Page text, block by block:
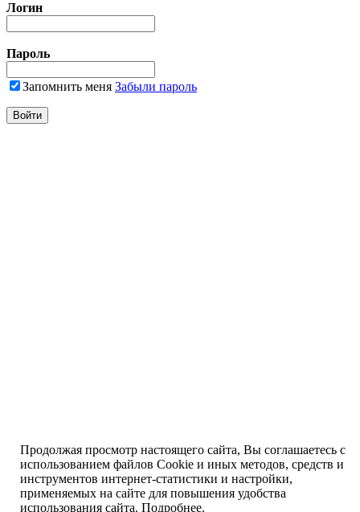
Логин
Пароль
Запомнить меня Забыли пароль
Продолжая просмотр настоящего сайта, Вы соглашаетесь с
использованием файлов Cookie и иных методов, средств и
инструментов интернет-статистики и настройки,
применяемых на сайте для повышения удобства
использования сайта.Подробнее.